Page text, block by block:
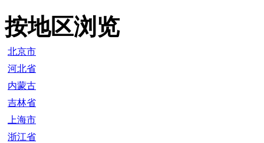
按地区浏览
北京市
河北省
内蒙古
吉林省
上海市
浙江省